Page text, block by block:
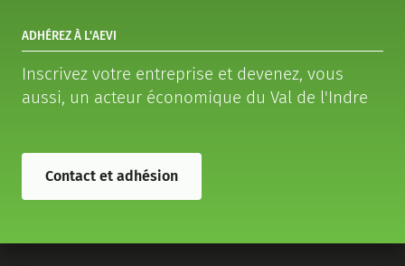
ADHÉREZ À L'AEVI
Inscrivez votre entreprise et devenez, vous
aussi, un acteur économique du Val de l'Indre
Contact et adhésion